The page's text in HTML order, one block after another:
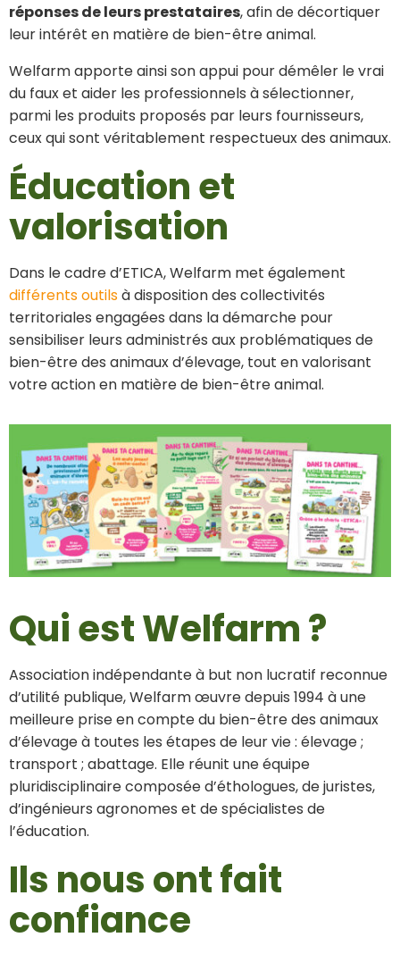
réponses de leurs prestataires, afin de décortiquer
leur intérêt en matière de bien-être animal.
Welfarm apporte ainsi son appui pour démêler le vrai
du faux et aider les professionnels à sélectionner,
parmi les produits proposés par leurs fournisseurs,
ceux qui sont véritablement respectueux des animaux.
Éducation et
valorisation
Dans le cadre d’ETICA, Welfarm met également
différents outilsà disposition des collectivités
territoriales engagées dans la démarche pour
sensibiliser leurs administrés aux problématiques de
bien-être des animaux d’élevage, tout en valorisant
votre action en matière de bien-être animal.
Qui est Welfarm ?
Association indépendante à but non lucratif reconnue
d’utilité publique, Welfarm œuvre depuis 1994 à une
meilleure prise en compte du bien-être des animaux
d’élevage à toutes les étapes de leur vie : élevage ;
transport ; abattage. Elle réunit une équipe
pluridisciplinaire composée d’éthologues, de juristes,
d’ingénieurs agronomes et de spécialistes de
l’éducation.
Ils nous ont fait
confiance